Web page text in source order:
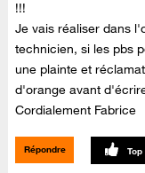
!!!
Je vais réaliser dans
technicien, si les pbs
une plainte et
d'orange avant
Cordialement Fabrice
Répondre